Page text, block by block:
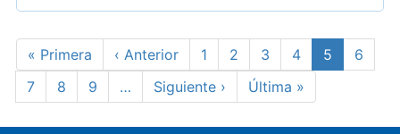
Paginación
Primera
página
« Primera
Página
anterior
‹ Anterior Page
1 Page
2 Page
3 Page
4
Página
actual
5 Page
6
Page
7 Page
8 Page
9 …
Siguiente
página
Siguiente ›
Última
página
Última »